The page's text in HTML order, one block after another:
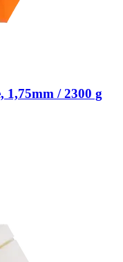
1,75mm / 2300 g